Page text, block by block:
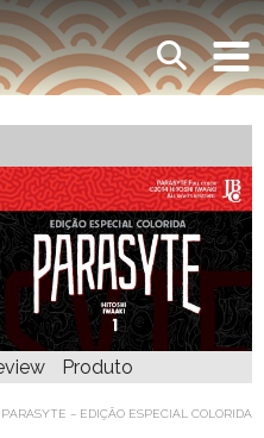
Produto
PARASYTE – EDIÇÃO ESPECIAL COLORIDA